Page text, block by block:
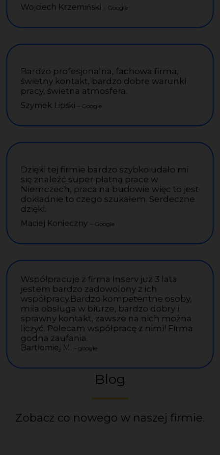
Wojciech Krzemiński – Google
Bardzo profesjonalna, fachowa firma,
świetny kontakt, bardzo dobre warunki
pracy, świetna atmosfera.
Szymek Lipski – Google
Dzięki tej firmie bardzo szybko udało mi
się znaleźć super płatną prace w
Niemczech, praca na budowie więc to jest
dokładnie to czego szukałem. Serdeczne
dzięki.
Maciej Konieczny – Google
Współpracuje z firma Inserv juz 3 lata
jestem bardzo zadowolony z ich
współpracy.Bardzo kompetentne osoby,
miła obsługa w biurze, bardzo dobry i
sprawny kontakt, zawsze na nich można
liczyć. Polecam współpracę z nimi! Firma
godna zaufania.
Bartłomiej M. – google
Blog
Zobacz co nowego w naszej firmie.